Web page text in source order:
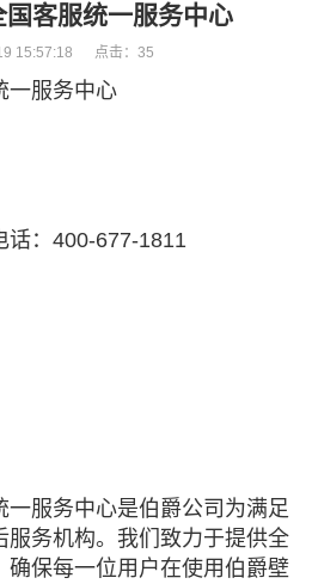
客服统一服务中心
15:57:18 点击： 35
一服务中心
话：400-677-1811
服务中心是伯爵公司为满足
服务机构。我们致力于提供全
确保每一位用户在使用伯爵壁